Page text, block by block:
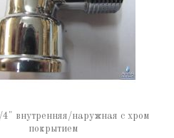
внутренняя/наружная с хром
покрытием